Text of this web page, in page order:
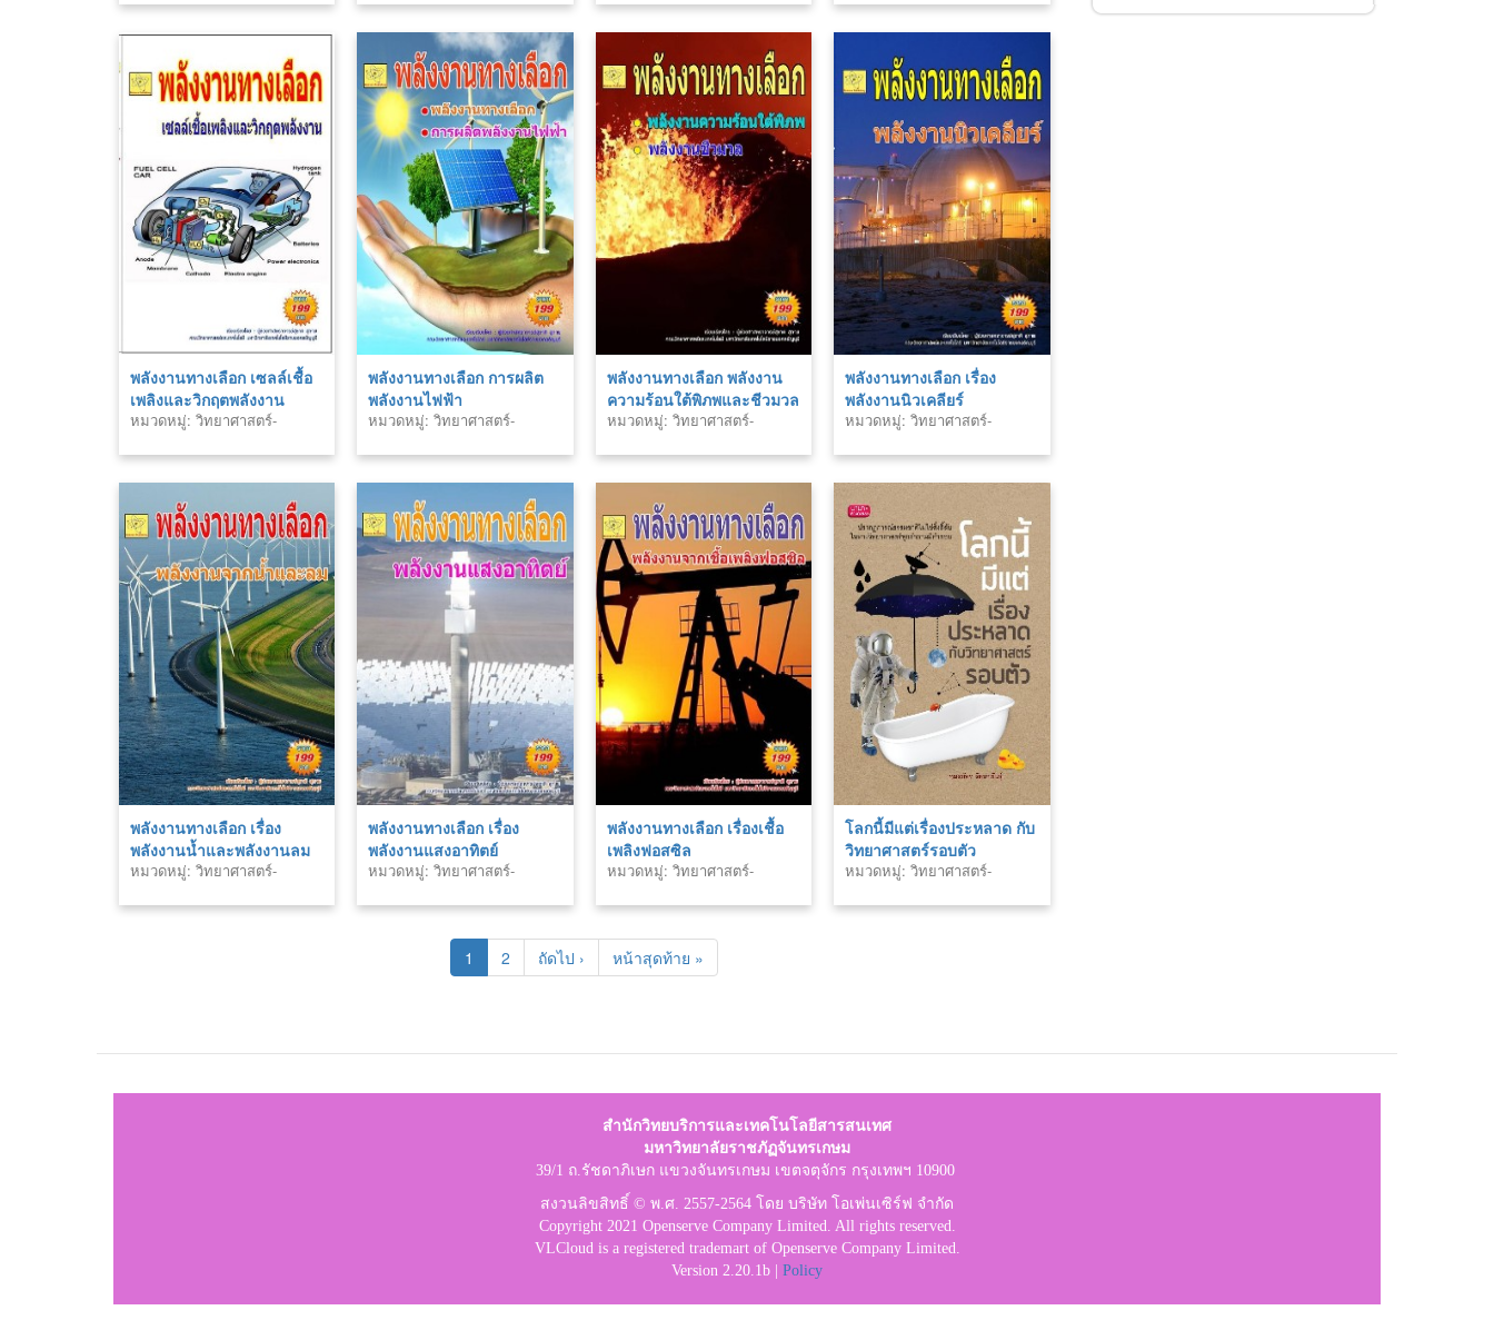
พลังงานทางเลือก เซลล์เชื้อ
เพลิงและวิกฤตพลังงาน
หมวดหมู่: วิทยาศาสตร์-
พลังงานทางเลือก การผลิต
พลังงานไฟฟ้า
หมวดหมู่: วิทยาศาสตร์-
พลังงานทางเลือก พลังงาน
ความร้อนใต้พิภพและชีวมวล
หมวดหมู่: วิทยาศาสตร์-
พลังงานทางเลือก เรื่อง
พลังงานนิวเคลียร์
หมวดหมู่: วิทยาศาสตร์-
พลังงานทางเลือก เรื่อง
พลังงานน้ำและพลังงานลม
หมวดหมู่: วิทยาศาสตร์-
พลังงานทางเลือก เรื่อง
พลังงานแสงอาทิตย์
หมวดหมู่: วิทยาศาสตร์-
พลังงานทางเลือก เรื่องเชื้อ
เพลิงฟอสซิล
หมวดหมู่: วิทยาศาสตร์-
โลกนี้มีแต่เรื่องประหลาด กับ
วิทยาศาสตร์รอบตัว
หมวดหมู่: วิทยาศาสตร์-
1 2 ถัดไป › หน้าสุดท้าย »
สำนักวิทยบริการและเทคโนโลยีสารสนเทศ
มหาวิทยาลัยราชภัฏจันทรเกษม
39/1 ถ.รัชดาภิเษก แขวงจันทรเกษม เขตจตุจักร กรุงเทพฯ 10900
สงวนลิขสิทธิ์ © พ.ศ. 2557-2564 โดย บริษัท โอเพ่นเซิร์ฟ จำกัด
Copyright 2021 Openserve Company Limited. All rights reserved.
VLCloud is a registered trademart of Openserve Company Limited.
Version 2.20.1b | Policy